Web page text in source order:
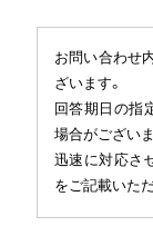
お問い合わせ
ざいます。
回答期日の指
場合がござい
迅速に対応さ
をご記載いた